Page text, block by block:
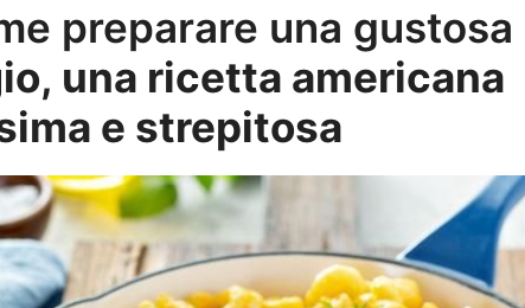
preparare una gustosa
una ricetta americana
e strepitosa